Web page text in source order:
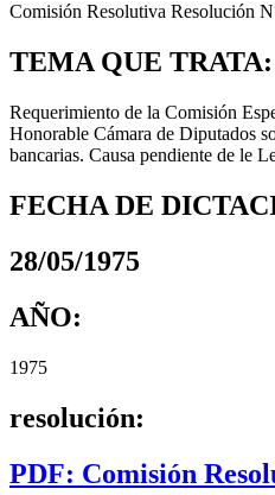
Comisión Resolutiva Resolución
TEMA QUE TRATA:
Requerimiento de la Comisión
Honorable Cámara de Diputados
bancarias. Causa pendiente de le
FECHA DE
28/05/1975
AÑO:
1975
resolución:
PDF: Comisión